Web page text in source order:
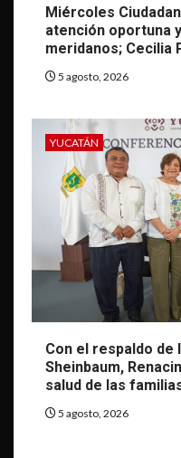
Miércoles
atención oportuna
meridanos; Cecilia
5 agosto, 2026
YUCATÁN
Con el respaldo de
Sheinbaum,
salud de las
5 agosto, 2026